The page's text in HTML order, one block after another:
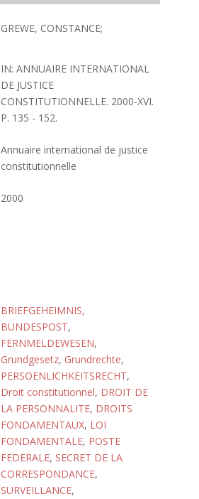
GREWE, CONSTANCE;
IN: ANNUAIRE INTERNATIONAL
DE JUSTICE
CONSTITUTIONNELLE. 2000-XVI.
P. 135 - 152.
Annuaire international de justice
constitutionnelle
2000
BRIEFGEHEIMNIS,
BUNDESPOST,
FERNMELDEWESEN,
Grundgesetz, Grundrechte,
PERSOENLICHKEITSRECHT,
Droit constitutionnel, DROIT DE
LA PERSONNALITE, DROITS
FONDAMENTAUX, LOI
FONDAMENTALE, POSTE
FEDERALE, SECRET DE LA
CORRESPONDANCE,
SURVEILLANCE,